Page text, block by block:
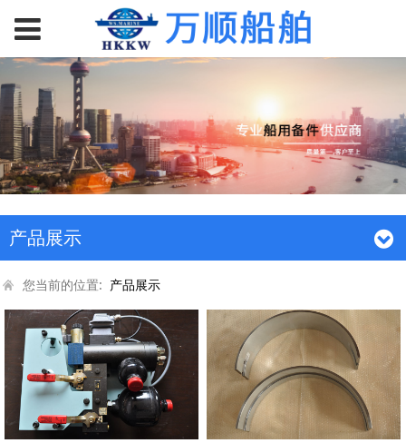
产品展示
您当前的位置: 产品展示